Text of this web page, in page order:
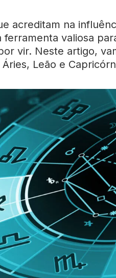
acreditam na
valiosa
vir. Neste artigo,
Leão e